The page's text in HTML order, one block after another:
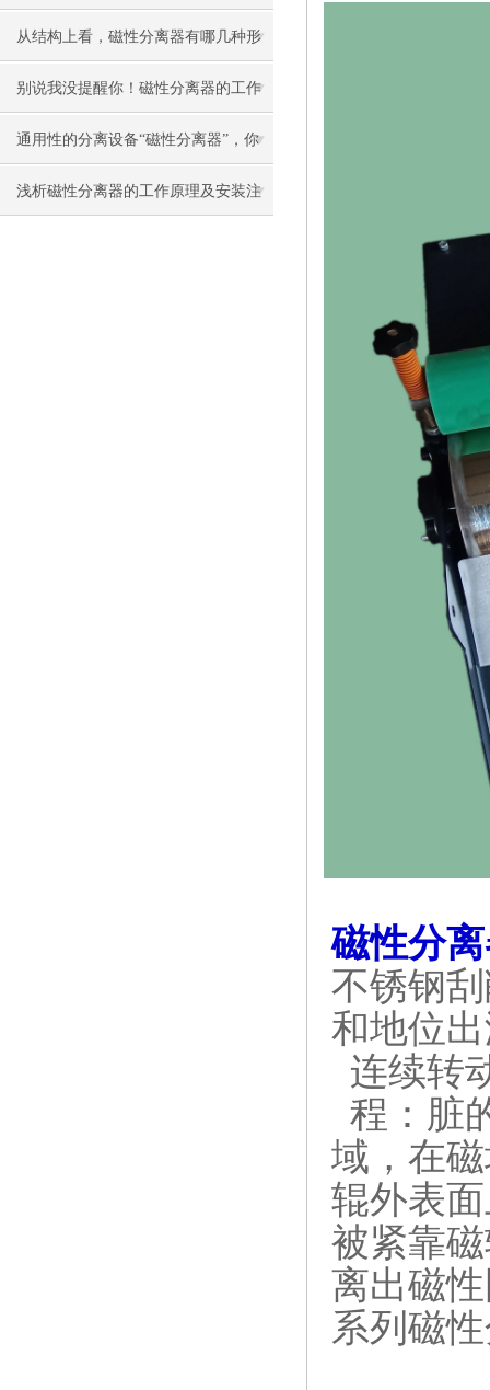
应用范围？
从结构上看，磁性分离器有哪几种形
式？
别说我没提醒你！磁性分离器的工作
原理真的可以了解下
通用性的分离设备“磁性分离器”，你
了解多少？
浅析磁性分离器的工作原理及安装注
磁性分
不锈钢
和地位
连续转
程：脏
域，在
辊外表
被紧靠
离出磁
系列磁